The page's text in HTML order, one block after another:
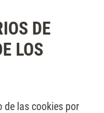
DE
LOS
de las cookies por